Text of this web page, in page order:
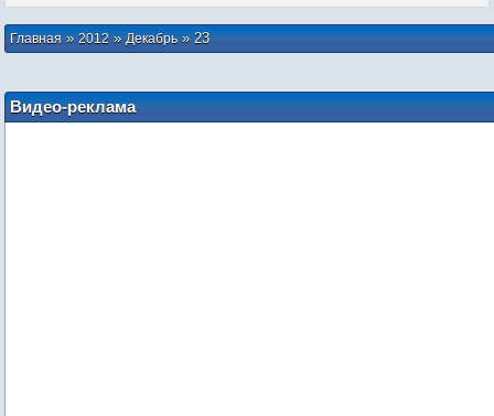
Главная»2012 » Декабрь » 23
Видео-реклама